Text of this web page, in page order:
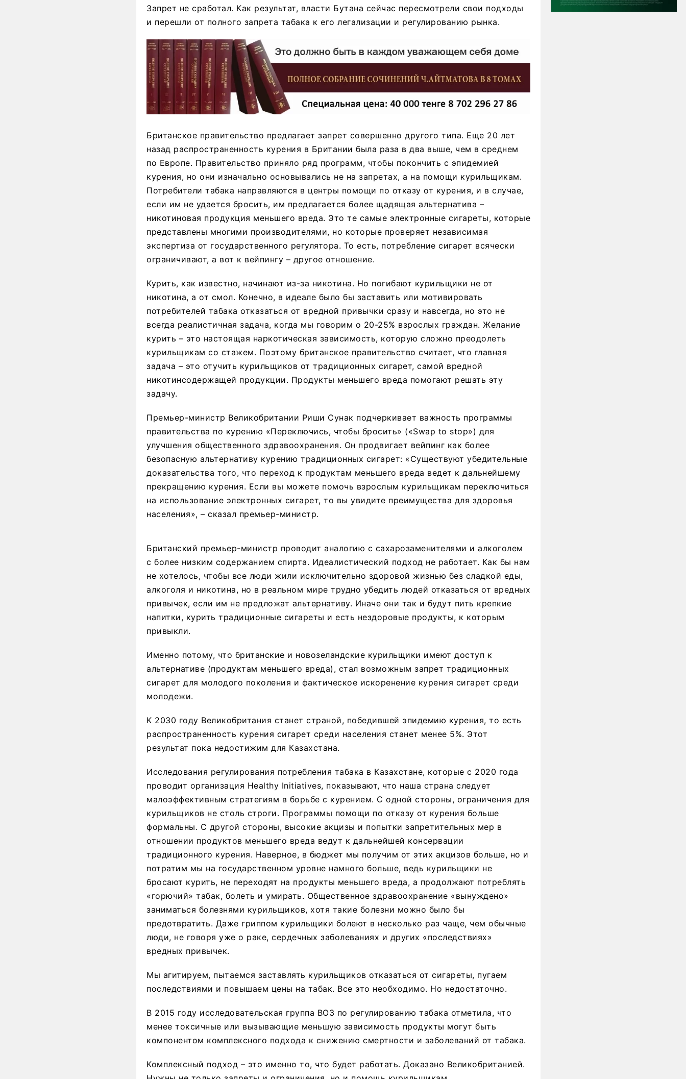
Запрет не сработал. Как результат, власти Бутана сейчас пересмотрели свои подходы
и перешли от полного запрета табака к его легализации и регулированию рынка.
Британское правительство предлагает запрет совершенно другого типа. Еще 20 лет
назад распространенность курения в Британии была раза в два выше, чем в среднем
по Европе. Правительство приняло ряд программ, чтобы покончить с эпидемией
курения, но они изначально основывались не на запретах, а на помощи курильщикам.
Потребители табака направляются в центры помощи по отказу от курения, и в случае,
если им не удается бросить, им предлагается более щадящая альтернатива –
никотиновая продукция меньшего вреда. Это те самые электронные сигареты, которые
представлены многими производителями, но которые проверяет независимая
экспертиза от государственного регулятора. То есть, потребление сигарет всячески
ограничивают, а вот к вейпингу – другое отношение.
Курить, как известно, начинают из-за никотина. Но погибают курильщики не от
никотина, а от смол. Конечно, в идеале было бы заставить или мотивировать
потребителей табака отказаться от вредной привычки сразу и навсегда, но это не
всегда реалистичная задача, когда мы говорим о 20-25% взрослых граждан. Желание
курить – это настоящая наркотическая зависимость, которую сложно преодолеть
курильщикам со стажем. Поэтому британское правительство считает, что главная
задача – это отучить курильщиков от традиционных сигарет, самой вредной
никотинсодержащей продукции. Продукты меньшего вреда помогают решать эту
задачу.
Премьер-министр Великобритании Риши Сунак подчеркивает важность программы
правительства по курению «Переключись, чтобы бросить» («Swap to stop») для
улучшения общественного здравоохранения. Он продвигает вейпинг как более
безопасную альтернативу курению традиционных сигарет: «Существуют убедительные
доказательства того, что переход к продуктам меньшего вреда ведет к дальнейшему
прекращению курения. Если вы можете помочь взрослым курильщикам переключиться
на использование электронных сигарет, то вы увидите преимущества для здоровья
населения», – сказал премьер-министр.
Британский премьер-министр проводит аналогию с сахарозаменителями и алкоголем
с более низким содержанием спирта. Идеалистический подход не работает. Как бы нам
не хотелось, чтобы все люди жили исключительно здоровой жизнью без сладкой еды,
алкоголя и никотина, но в реальном мире трудно убедить людей отказаться от вредных
привычек, если им не предложат альтернативу. Иначе они так и будут пить крепкие
напитки, курить традиционные сигареты и есть нездоровые продукты, к которым
привыкли.
Именно потому, что британские и новозеландские курильщики имеют доступ к
альтернативе (продуктам меньшего вреда), стал возможным запрет традиционных
сигарет для молодого поколения и фактическое искоренение курения сигарет среди
молодежи.
К 2030 году Великобритания станет страной, победившей эпидемию курения, то есть
распространенность курения сигарет среди населения станет менее 5%. Этот
результат пока недостижим для Казахстана.
Исследования регулирования потребления табака в Казахстане, которые с 2020 года
проводит организация Healthy Initiatives, показывают, что наша страна следует
малоэффективным стратегиям в борьбе с курением. С одной стороны, ограничения для
курильщиков не столь строги. Программы помощи по отказу от курения больше
формальны. С другой стороны, высокие акцизы и попытки запретительных мер в
отношении продуктов меньшего вреда ведут к дальнейшей консервации
традиционного курения. Наверное, в бюджет мы получим от этих акцизов больше, но и
потратим мы на государственном уровне намного больше, ведь курильщики не
бросают курить, не переходят на продукты меньшего вреда, а продолжают потреблять
«горючий» табак, болеть и умирать. Общественное здравоохранение «вынуждено»
заниматься болезнями курильщиков, хотя такие болезни можно было бы
предотвратить. Даже гриппом курильщики болеют в несколько раз чаще, чем обычные
люди, не говоря уже о раке, сердечных заболеваниях и других «последствиях»
вредных привычек.
Мы агитируем, пытаемся заставлять курильщиков отказаться от сигареты, пугаем
последствиями и повышаем цены на табак. Все это необходимо. Но недостаточно.
В 2015 году исследовательская группа ВОЗ по регулированию табака отметила, что
менее токсичные или вызывающие меньшую зависимость продукты могут быть
компонентом комплексного подхода к снижению смертности и заболеваний от табака.
Комплексный подход – это именно то, что будет работать. Доказано Великобританией.